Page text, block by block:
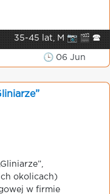
35-45 lat, M 📷 🎬 🕿
🕒 06 Jun
okolicach)
w firmie